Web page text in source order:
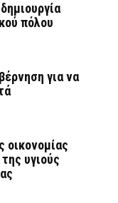
πόλου
για να
οικονομίας
υγιούς